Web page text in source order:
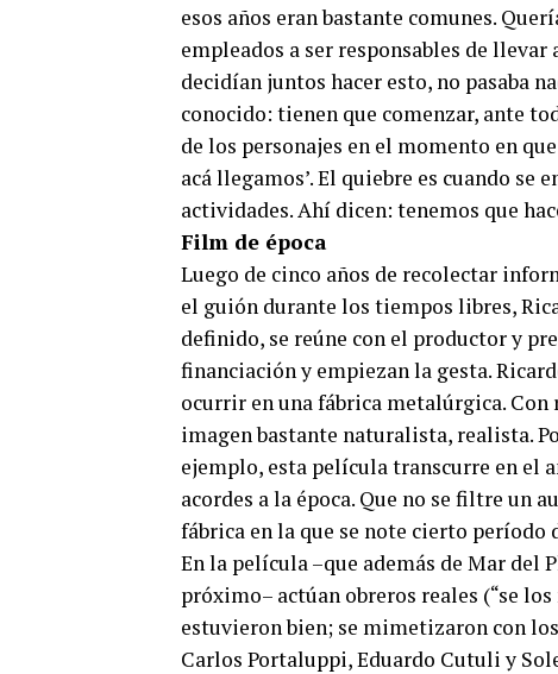
esos años eran bastante comunes.
empleados a ser responsables de
decidían juntos hacer esto, no pasaba
conocido: tienen que comenzar, ante
de los personajes en el momento en
acá llegamos’. El quiebre es cuando se
actividades. Ahí dicen: tenemos que
Film de época
Luego de cinco años de recolectar
el guión durante los tiempos libres,
definido, se reúne con el productor y
financiación y empiezan la gesta.
ocurrir en una fábrica metalúrgica. Con
imagen bastante naturalista, realista.
ejemplo, esta película transcurre en el
acordes a la época. Que no se filtre un
fábrica en la que se note cierto período
En la película –que además de Mar del
próximo– actúan obreros reales (“se
estuvieron bien; se mimetizaron con
Carlos Portaluppi, Eduardo Cutuli y